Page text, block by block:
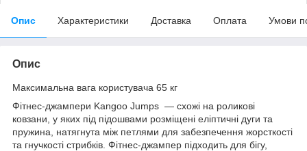
Опис Характеристики Доставка Оплата Умови
Опис
Максимальна вага користувача 65 кг
Фітнес-джампери Kangoo Jumps — схожі на роликові
ковзани, у яких під підошвами розміщені еліптичні дуги та
пружина, натягнута між петлями для забезпечення жорсткості
та гнучкості стрибків. Фітнес-джампер підходить для бігу,